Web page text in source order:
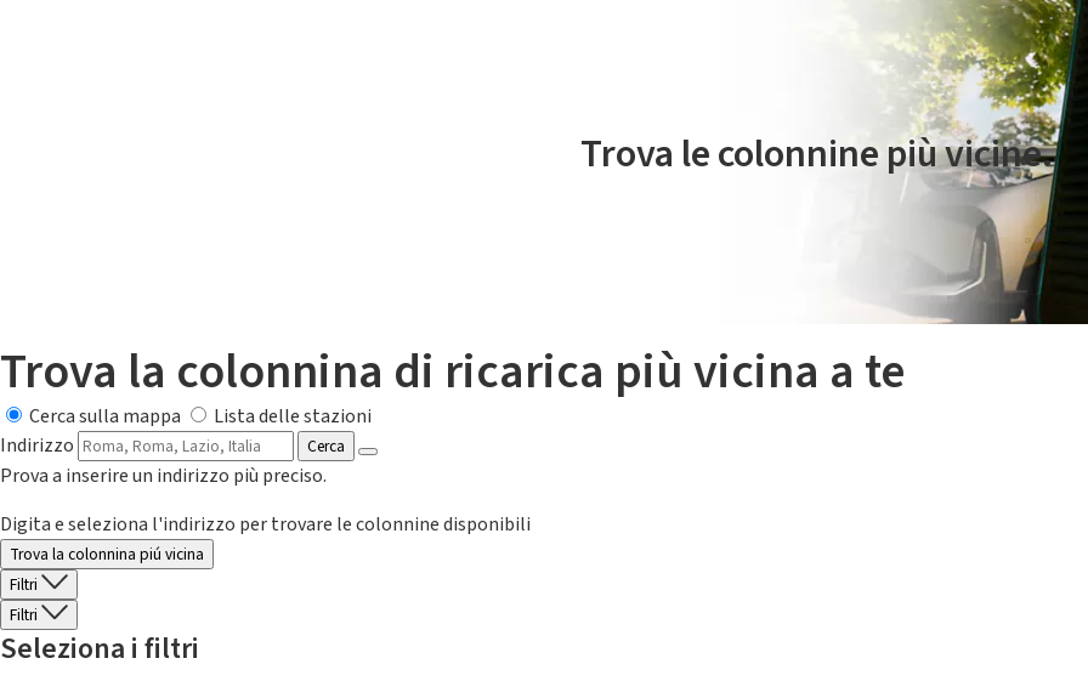
Il servizio di mobilità elettrica è gestito da Plenitude On The Road
Trova le colonnine più vicine.
Trova la colonnina di ricarica più vicina a te
Cerca sulla mappa
Lista delle stazioni
Indirizzo
Cerca
Prova a inserire un indirizzo più preciso.
Digita e seleziona l'indirizzo per trovare le colonnine disponibili
Trova la colonnina piú vicina
Filtri
Filtri
Seleziona i filtri